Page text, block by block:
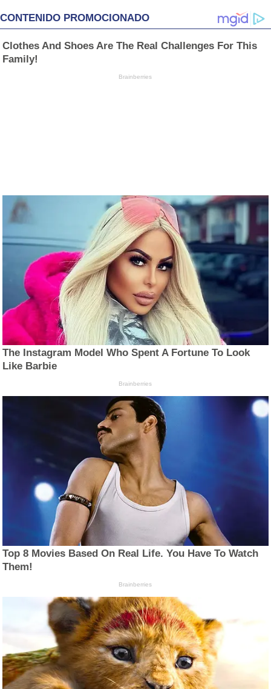
CONTENIDO PROMOCIONADO
Clothes And Shoes Are The Real Challenges For This
Family!
Brainberries
The Instagram Model Who Spent A Fortune To Look
Like Barbie
Brainberries
Top 8 Movies Based On Real Life. You Have To Watch
Them!
Brainberries